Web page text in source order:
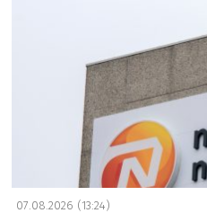
07.08.2026 (13:24)